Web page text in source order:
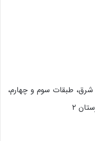
طبقات سوم و چهارم،
۲